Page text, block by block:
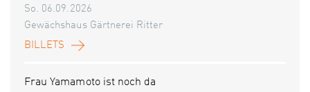
So. 06.09.2026
Gewächshaus Gärtnerei Ritter
BILLETS
Frau Yamamoto ist noch da